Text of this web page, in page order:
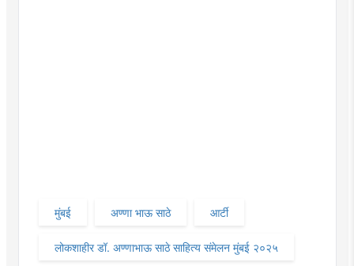
मुंबई अण्णा भाऊ साठे आर्टी
लोकशाहीर डॉ. अण्णाभाऊ साठे साहित्य संमेलन मुंबई २०२५